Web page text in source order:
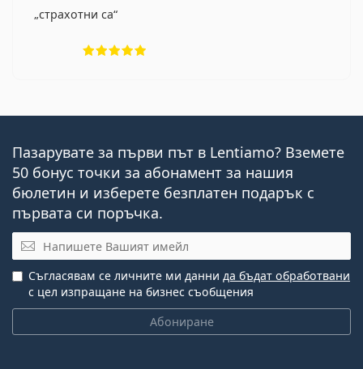
страхотни са
Пазарувате за първи път в Lentiamo? Вземете
50 бонус точки за абонамент за нашия
бюлетин и изберете безплатен подарък с
първата си поръчка.
Имейл
Абониране
Съгласявам се личните ми данни да бъдат обработвани
с цел изпращане на бизнес съобщения